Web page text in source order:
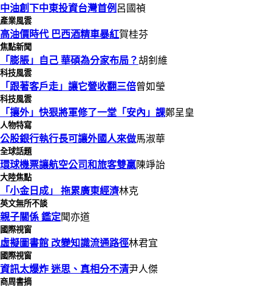
中油創下中東投資台灣首例 呂國禎
產業風雲
高油價時代 巴西酒精車暴紅賀桂芬
焦點新聞
「膨脹」自己 華碩為分家布局？胡釗維
科技風雲
「跟著客戶走」讓它營收翻三倍曾如瑩
科技風雲
「攘外」快狠將軍修了一堂「安內」課鄭呈皇
人物特寫
公股銀行執行長可讓外國人來做馬淑華
全球話題
環球機票讓航空公司和旅客雙贏陳竫詒
大陸焦點
「小金日成」 拖累廣東經濟林克
英文無所不談
親子關係 鑑定聞亦道
國際視窗
虛擬圖書館 改變知識流通路徑林君宜
國際視窗
資訊太爆炸 迷思、真相分不清尹人傑
商周書摘